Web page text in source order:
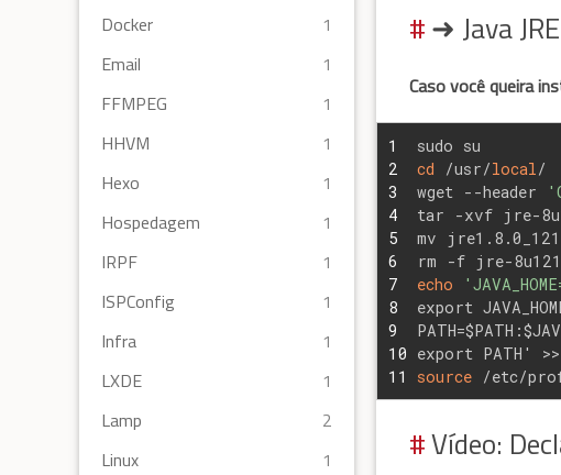
Docker
1
Email
1
FFMPEG
1
HHVM
1
Hexo
1
Hospedagem
1
IRPF
1
ISPConfig
1
Infra
1
LXDE
1
Lamp
2
Linux
1
➜ Java
Caso você queira
1
2
3
4
5
6
7
8
9
10
11
sudo su
cd /usr/local/
wget --header
tar -xvf jre-
mv
rm
-f jre-
echo
export
export PATH'
source /etc/
Vídeo: